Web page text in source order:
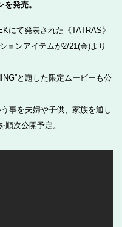
発売。
にて発表された《TATRAS》
ョンアイテムが2/21(金)より
と題した限定ムービーも公
事を夫婦や子供、家族を通し
次公開予定。